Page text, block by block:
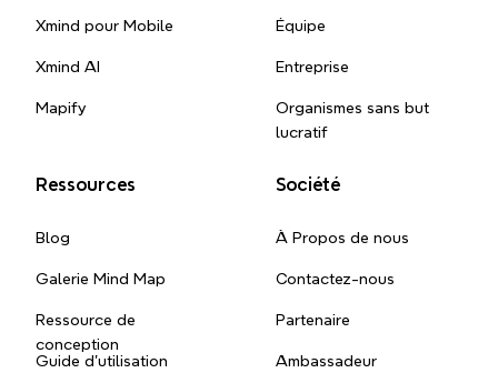
Xmind pour Mobile
Xmind AI
Mapify
Équipe
Entreprise
Organismes sans but
lucratif
Ressources
Blog
Galerie Mind Map
Ressource de
conception
Guide d'utilisation
Société
À Propos de nous
Contactez-nous
Partenaire
Ambassadeur